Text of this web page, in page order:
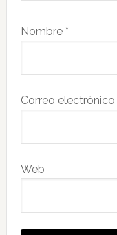
Nombre *
Correo electrónico
Web